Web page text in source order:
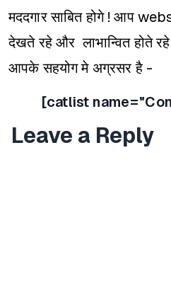
मददगार साबित होगे ! आप
देखते रहे और लाभान्वित होते रहे !
आपके सहयोग मे अग्रसर है -​
[catlist
Leave a Reply